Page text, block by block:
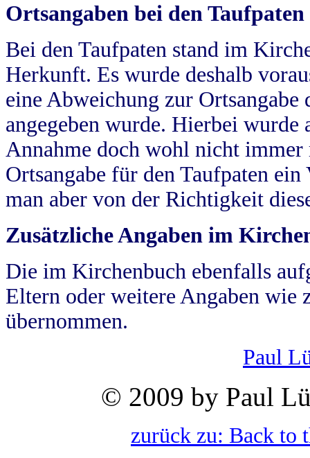
Ortsangaben bei den Taufpaten
Bei den Taufpaten stand im
Herkunft. Es wurde deshalb
eine Abweichung zur
angegeben wurde. Hierbei wurde
Annahme doch wohl nicht
Ortsangabe für den Taufpaten
man aber von der Richtigkeit
Zusätzliche Angaben im
Die im Kirchenbuch ebenfalls
Eltern oder weitere Angaben wie
übernommen.
Paul
© 2009 by Paul
zurück zu: Back to